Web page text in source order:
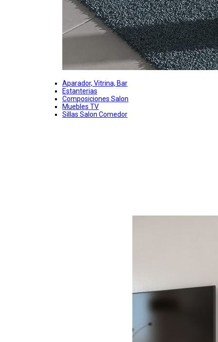
Aparador, Vitrina, Bar
Estanterias
Composiciones Salon
Muebles TV
Sillas Salon Comedor